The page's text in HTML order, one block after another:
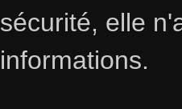
sécurité, elle
informations.